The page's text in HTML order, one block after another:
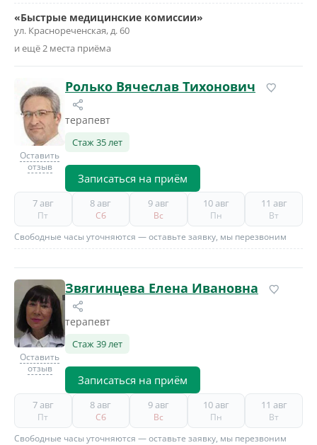
«Быстрые медицинские комиссии»
ул. Краснореченская, д. 60
и ещё 2 места приёма
Оставить
отзыв
Ролько Вячеслав Тихонович
терапевт
Стаж 35 лет
Записаться на приём
7 авг
Пт
8 авг
Сб
9 авг
Вс
10 авг
Пн
11 авг
Вт
Свободные часы уточняются — оставьте заявку, мы перезвоним
Оставить
отзыв
Звягинцева Елена Ивановна
терапевт
Стаж 39 лет
Записаться на приём
7 авг
Пт
8 авг
Сб
9 авг
Вс
10 авг
Пн
11 авг
Вт
Свободные часы уточняются — оставьте заявку, мы перезвоним